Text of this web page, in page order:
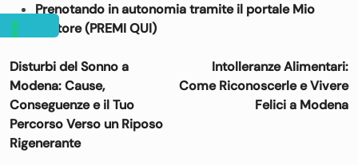
Prenotando in autonomia tramite il portale Mio
Dottore (PREMI QUI)
Navigazione
articoli
Disturbi del Sonno a
Modena: Cause,
Conseguenze e il Tuo
Percorso Verso un Riposo
Rigenerante
Intolleranze Alimentari:
Come Riconoscerle e Vivere
Felici a Modena